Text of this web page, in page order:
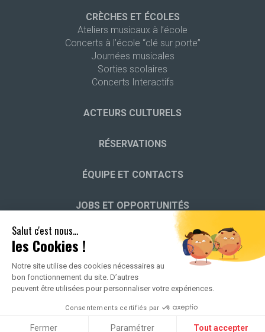
Salut c'est nous...
les Cookies !
Notre site utilise des cookies nécessaires au
bon fonctionnement du site. D’autres
peuvent être utilisées pour personnaliser votre expériences.
Consentements certifiés par
Fermer Paramétrer Tout accepter
CRÈCHES ET ÉCOLES
Ateliers musicaux à l’école
Concerts à l’école “clé sur porte”
Journées musicales
Sorties scolaires
Concerts Interactifs
ACTEURS CULTURELS
RÉSERVATIONS
ÉQUIPE ET CONTACTS
JOBS ET OPPORTUNITÉS
HISTOIRE DES JEUNESSES MUSICALES
POLITIQUE DE CONFIDENTIALITÉ
MENTIONS LÉGALES